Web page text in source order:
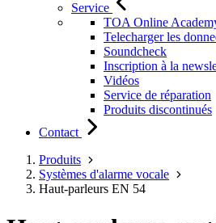
Service
TOA Online
Telecharger les
Soundcheck
Inscription à la
Vidéos
Service de réparation
Produits discontinués
Contact
Produits
Systèmes d'alarme vocale
Haut-parleurs EN 54